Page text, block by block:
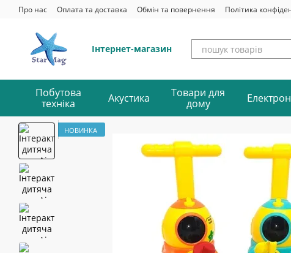
Перейти до основного контенту
Про нас Оплата та доставка Обмін та повернення Політика
Інтернет-магазин
Побутова
техніка
Акустика
Товари для
дому
НОВИНКА